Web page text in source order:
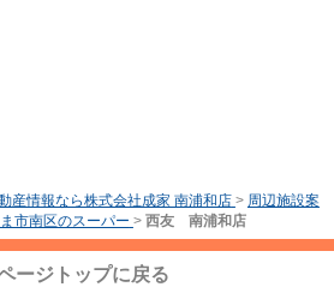
産情報なら株式会社成家 南浦和店 > 周辺施設案
市南区のスーパー > 西友 南浦和店
ージトップに戻る